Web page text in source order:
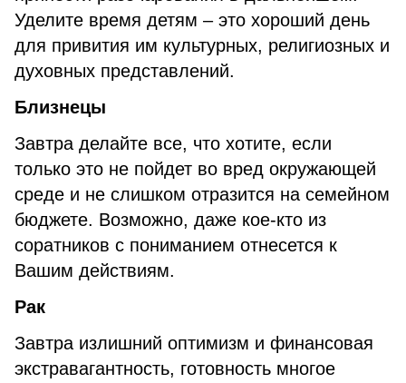
Уделите время детям – это хороший день
для привития им культурных, религиозных и
духовных представлений.
Близнецы
Завтра делайте все, что хотите, если
только это не пойдет во вред окружающей
среде и не слишком отразится на семейном
бюджете. Возможно, даже кое-кто из
соратников с пониманием отнесется к
Вашим действиям.
Рак
Завтра излишний оптимизм и финансовая
экстравагантность, готовность многое